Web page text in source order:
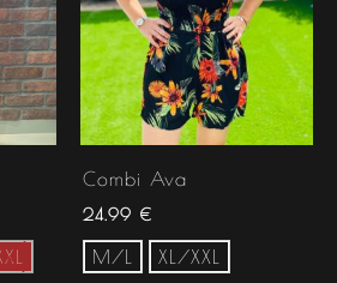
Combi Ava
24.99 €
M/L XL/XXL